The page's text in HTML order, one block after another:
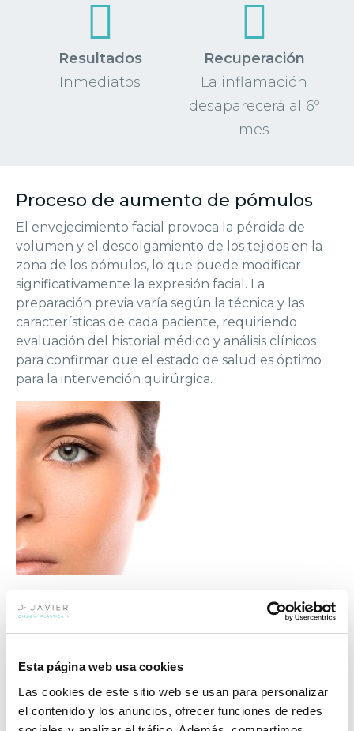
Esta página web usa cookies
Las cookies de este sitio web se usan para personalizar
el contenido y los anuncios, ofrecer funciones de redes
Resultados
Inmediatos
Recuperación
La inflamación
desaparecerá al 6º
mes
Proceso de aumento de pómulos
El envejecimiento facial provoca la pérdida de
volumen y el descolgamiento de los tejidos en la
zona de los pómulos, lo que puede modificar
significativamente la expresión facial. La
preparación previa varía según la técnica y las
características de cada paciente, requiriendo
evaluación del historial médico y análisis clínicos
para confirmar que el estado de salud es óptimo
para la intervención quirúrgica.
Cirujano experto en malarplastia en
Marbella
Conoce los beneficios de esta
Mejorar autoestima